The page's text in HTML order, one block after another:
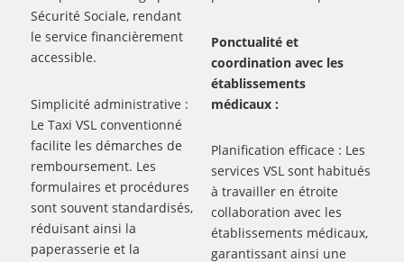
Sécurité Sociale, rendant
le service financièrement
accessible.
Simplicité administrative :
Le Taxi VSL conventionné
facilite les démarches de
remboursement. Les
formulaires et procédures
sont souvent standardisés,
réduisant ainsi la
paperasserie et la
Ponctualité et
coordination avec les
établissements
médicaux :
Planification efficace : Les
services VSL sont habitués
à travailler en étroite
collaboration avec les
établissements médicaux,
garantissant ainsi une